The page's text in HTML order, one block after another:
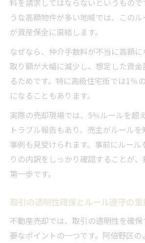
料を請求してはならないというもので
うな高額物件が多い地域では、この
が資産保全に直結します。
なぜなら、仲介手数料が不当に高額
取り額が大幅に減少し、想定した資
るためです。特に高級住宅街では1％
になることもあります。
実際の売却現場では、5％ルールを超
トラブル報告もあり、売主がルール
事例も見受けられます。事前にルール
りの内訳をしっかり確認することが
第一歩です。
取引の透明性確保とルール遵守の重
不動産売却では、取引の透明性を確
要なポイントの一つです。阿倍野区の